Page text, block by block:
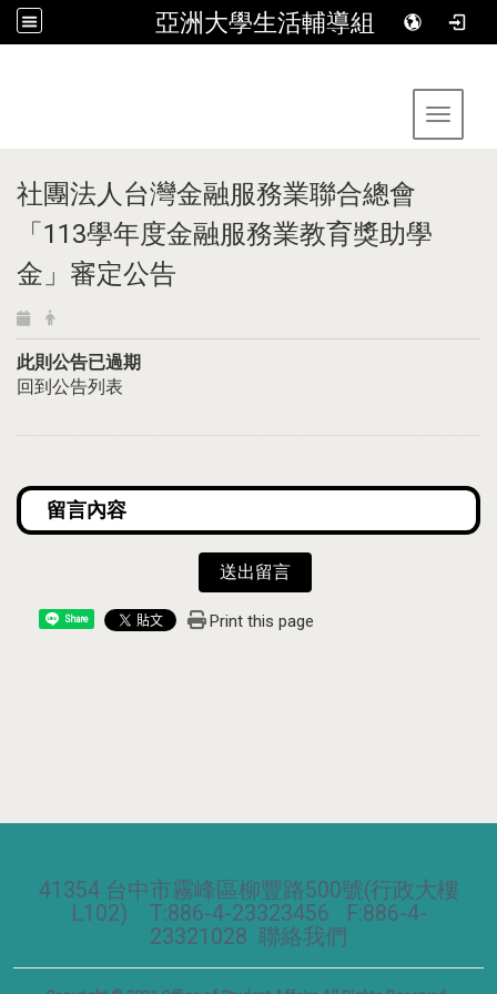
亞洲大學生活輔導組
Toggle
社團法人台灣金融服務業聯合總會
「113學年度金融服務業教育獎助學
金」審定公告
此則公告已過期
回到公告列表
送出留言
Share Print this page
41354 台中市霧峰區柳豐路500號(行政大樓
L102) T:886-4-23323456 F:886-4-
23321028 聯絡我們